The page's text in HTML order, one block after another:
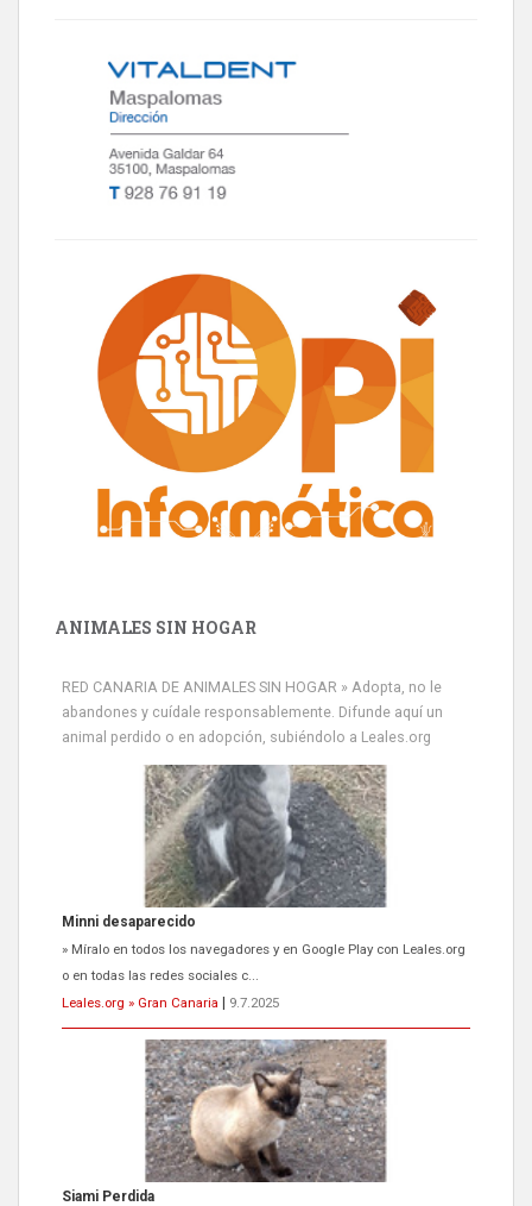
ANIMALES SIN HOGAR
RED CANARIA DE ANIMALES SIN HOGAR » Adopta, no le
abandones y cuídale responsablemente. Difunde aquí un
animal perdido o en adopción, subiéndolo a Leales.org
Minni desaparecido
» Míralo en todos los navegadores y en Google Play con Leales.org
o en todas las redes sociales c...
Leales.org » Gran Canaria | 9.7.2025
Siami Perdida